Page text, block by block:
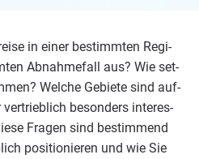
in einer bestimm­ten Regi­
Abnah­me­fall aus? Wie set­
Wel­che Gebie­te sind auf­
beson­ders inter­es­
Fra­gen sind bestim­mend
posi­tio­nie­ren und wie Sie